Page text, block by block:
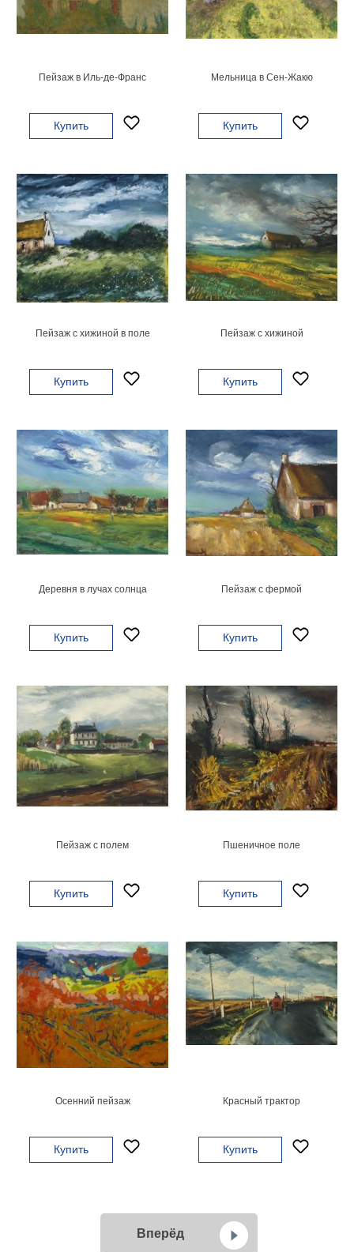
Мотивирующие
Города
Посмотреть
Услуги
Багетная
мастерская
Рамы
для
холсте
размеров
работы
Пейзаж в Иль-де-Франс
Купить
Мельница в Сен-Жакю
Купить
Пейзаж с хижиной в поле
Купить
Пейзаж с хижиной
Купить
Деревня в лучах солнца
Купить
Пейзаж с фермой
Купить
Пейзаж с полем
Купить
Пшеничное поле
Купить
Осенний пейзаж
Купить
Красный трактор
Купить
Вперёд